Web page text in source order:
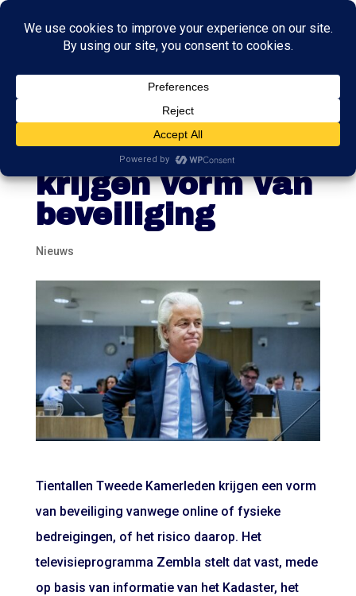
Tientallen
Kamerleden
krijgen vorm van
beveiliging
Nieuws
Tientallen Tweede Kamerleden krijgen een vorm
van beveiliging vanwege online of fysieke
bedreigingen, of het risico daarop. Het
televisieprogramma Zembla stelt dat vast, mede
op basis van informatie van het Kadaster, het